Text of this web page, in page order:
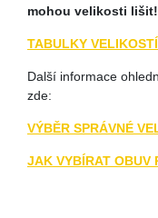
mohou velikosti
TABULKY
Další informace
zde:
VÝBĚR SPRÁVNÉ
JAK VYBÍRAT OBUV